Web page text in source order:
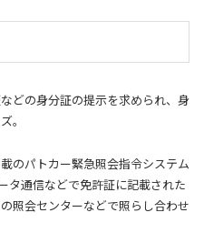
どの身分証の提示を求められ、身
。
のパトカー緊急照会指令システム
タ通信などで免許証に記載された
照会センターなどで照らし合わせ